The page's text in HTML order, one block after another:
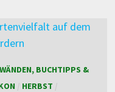
BUCHTIPPS &
HERBST